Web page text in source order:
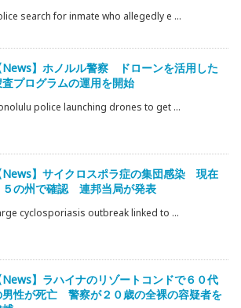
search for inmate who allegedly e ...
News】ホノルル警察 ドローンを活用した
プログラムの運用を開始
police launching drones to get ...
News】サイクロスポラ症の集団感染 現在
５の州で確認 連邦当局が発表
cyclosporiasis outbreak linked to ...
News】ラハイナのリゾートコンドで６０代
男性が死亡 警察が２０歳の全裸の容疑者を